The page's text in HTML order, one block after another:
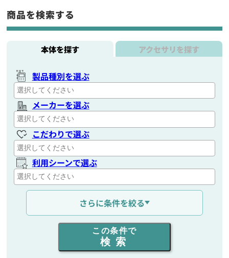
商品を検索する
本体を探す アクセサリを探す
製品種別を選ぶ
メーカーを選ぶ
こだわりで選ぶ
利用シーンで選ぶ
通信距離を選ぶ
出力を選ぶ
同時通話人数を選ぶ
さらに条件を絞る
この条件で
検索